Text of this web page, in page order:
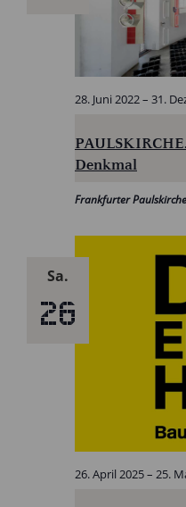
Denkmal
28. Juni 2022– 31.
Frankfurter Paulskirche
Sa.
26
26. April 2025– 25.